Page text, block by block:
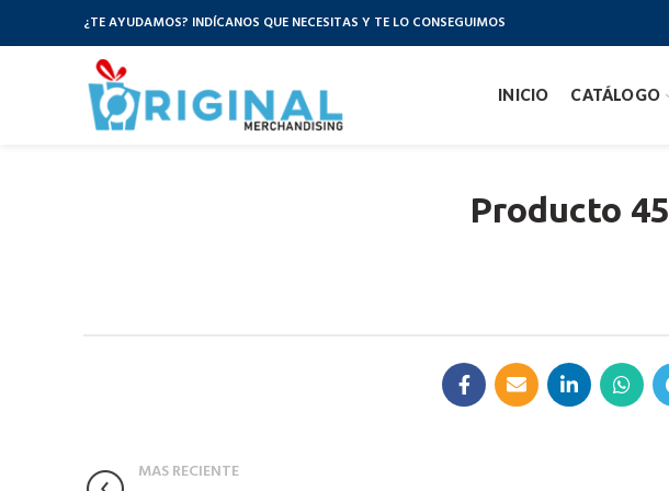
¿TE AYUDAMOS? INDÍCANOS QUE NECESITAS Y TE LO CONSEGUIMOS
INICIO CATÁLOGO
Producto 45
MAS RECIENTE